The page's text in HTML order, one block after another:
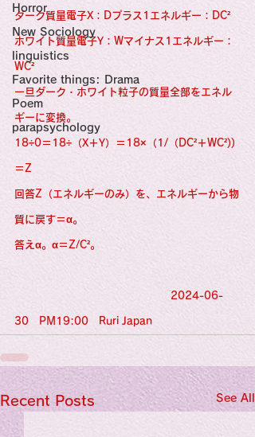
Horror
New Sociology
linguistics
Favorite things: Drama
Poem
parapsychology
ダーク質量電子X：Dプラス1エネルギー：DC²
ホワイト質量電子Y：Wマイナス1エネルギー：
WC²
一旦ダーク・ホワイト粒子の質量全部をエネル
ギーに変換。
18÷0＝18÷（X＋Y）＝18×（1/（DC²＋WC²))
＝Z
回答Z（エネルギーのみ）を、エネルギーから物
質に戻す＝α。
答えα。α＝Z/C²。
30　PM19:00　Ruri Japan
Recent Posts See All